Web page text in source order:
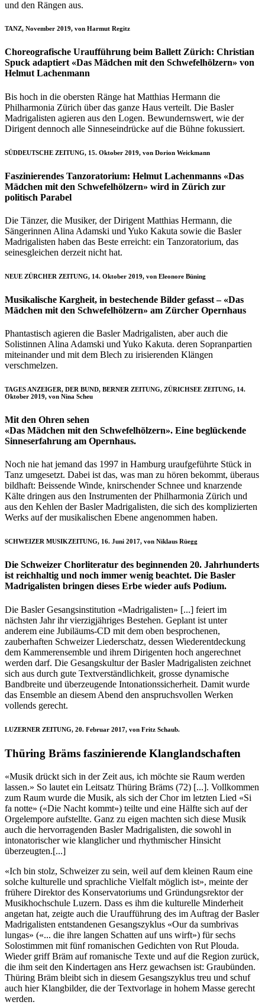
und den Rängen aus.
TANZ, November 2019, von Harmut Regitz
Choreografische Uraufführung beim Ballett Zürich: Christian
Spuck adaptiert «Das Mädchen mit den Schwefelhölzern» von
Helmut Lachenmann
Bis hoch in die obersten Ränge hat Matthias Hermann die
Philharmonia Zürich über das ganze Haus verteilt. Die Basler
Madrigalisten agieren aus den Logen. Bewundernswert, wie der
Dirigent dennoch alle Sinneseindrücke auf die Bühne fokussiert.
SÜDDEUTSCHE ZEITUNG, 15. Oktober 2019, von Dorion Weickmann
Faszinierendes Tanzoratorium: Helmut Lachenmanns «Das
Mädchen mit den Schwefelhölzern» wird in Zürich zur
politisch Parabel
Die Tänzer, die Musiker, der Dirigent Matthias Hermann, die
Sängerinnen Alina Adamski und Yuko Kakuta sowie die Basler
Madrigalisten haben das Beste erreicht: ein Tanzoratorium, das
seinesgleichen derzeit nicht hat.
NEUE ZÜRCHER ZEITUNG, 14. Oktober 2019, von Eleonore Büning
Musikalische Kargheit, in bestechende Bilder gefasst – «Das
Mädchen mit den Schwefelhölzern» am Zürcher Opernhaus
Phantastisch agieren die Basler Madrigalisten, aber auch die
Solistinnen Alina Adamski und Yuko Kakuta. deren Sopranpartien
miteinander und mit dem Blech zu irisierenden Klängen
verschmelzen.
TAGES ANZEIGER, DER BUND, BERNER ZEITUNG, ZÜRICHSEE ZEITUNG, 14.
Oktober 2019, von Nina Scheu
Mit den Ohren sehen
«Das Mädchen mit den Schwefelhölzern». Eine beglückende
Sinneserfahrung am Opernhaus.
Noch nie hat jemand das 1997 in Hamburg uraufgeführte Stück in
Tanz umgesetzt. Dabei ist das, was man zu hören bekommt, überaus
bildhaft: Beissende Winde, knirschender Schnee und knarzende
Kälte dringen aus den Instrumenten der Philharmonia Zürich und
aus den Kehlen der Basler Madrigalisten, die sich des komplizierten
Werks auf der musikalischen Ebene angenommen haben.
SCHWEIZER MUSIKZEITUNG, 16. Juni 2017, von Niklaus Rüegg
Die Schweizer Chorliteratur des beginnenden 20. Jahrhunderts
ist reichhaltig und noch immer wenig beachtet. Die Basler
Madrigalisten bringen dieses Erbe wieder aufs Podium.
Die Basler Gesangsinstitution «Madrigalisten» [...] feiert im
nächsten Jahr ihr vierzigjähriges Bestehen. Geplant ist unter
anderem eine Jubiläums‐CD mit dem oben besprochenen,
zauberhaften Schweizer Liederschatz, dessen Wiederentdeckung
dem Kammerensemble und ihrem Dirigenten hoch angerechnet
werden darf. Die Gesangskultur der Basler Madrigalisten zeichnet
sich aus durch gute Textverständlichkeit, grosse dynamische
Bandbreite und überzeugende Intonationssicherheit. Damit wurde
das Ensemble an diesem Abend den anspruchsvollen Werken
vollends gerecht.
LUZERNER ZEITUNG, 20. Februar 2017, von Fritz Schaub.
Thüring Bräms faszinierende Klanglandschaften
«Musik drückt sich in der Zeit aus, ich möchte sie Raum werden
lassen.» So lautet ein Leitsatz Thüring Bräms (72) [...]. Vollkommen
zum Raum wurde die Musik, als sich der Chor im letzten Lied «Si
fa notte» («Die Nacht kommt») teilte und eine Hälfte sich auf der
Orgelempore aufstellte. Ganz zu eigen machten sich diese Musik
auch die hervorragenden Basler Madrigalisten, die sowohl in
intonatorischer wie klanglicher und rhythmischer Hinsicht
überzeugten.[...]
«Ich bin stolz, Schweizer zu sein, weil auf dem kleinen Raum eine
solche kulturelle und sprachliche Vielfalt möglich ist», meinte der
frühere Direktor des Konservatoriums und Gründungsrektor der
Musikhochschule Luzern. Dass es ihm die kulturelle Minderheit
angetan hat, zeigte auch die Uraufführung des im Auftrag der Basler
Madrigalisten entstandenen Gesangszyklus «Our da sumbrivas
lungas» («... die ihre langen Schatten auf uns wirft») für sechs
Solostimmen mit fünf romanischen Gedichten von Rut Plouda.
Wieder griff Bräm auf romanische Texte und auf die Region zurück,
die ihm seit den Kindertagen ans Herz gewachsen ist: Graubünden.
Thüring Bräm bleibt sich in diesem Gesangszyklus treu und schuf
auch hier Klangbilder, die der Textvorlage in hohem Masse gerecht
werden.